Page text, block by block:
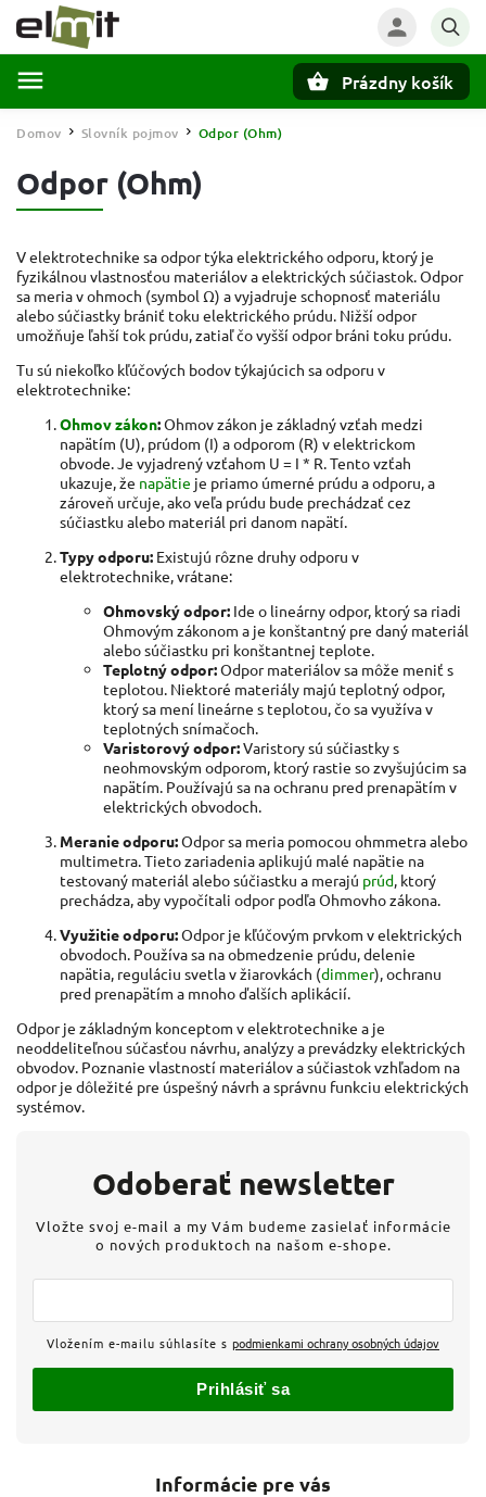
Prázdny košík
Domov / Slovník pojmov / Odpor (Ohm)
Odpor (Ohm)
V elektrotechnike sa odpor týka elektrického odporu, ktorý je
fyzikálnou vlastnosťou materiálov a elektrických súčiastok. Odpor
sa meria v ohmoch (symbol Ω) a vyjadruje schopnosť materiálu
alebo súčiastky brániť toku elektrického prúdu. Nižší odpor
umožňuje ľahší tok prúdu, zatiaľ čo vyšší odpor bráni toku prúdu.
Tu sú niekoľko kľúčových bodov týkajúcich sa odporu v
elektrotechnike:
Ohmov zákon:Ohmov zákon je základný vzťah medzi
napätím (U), prúdom (I) a odporom (R) v elektrickom
obvode. Je vyjadrený vzťahom U = I * R. Tento vzťah
ukazuje, že napätie je priamo úmerné prúdu a odporu, a
zároveň určuje, ako veľa prúdu bude prechádzať cez
súčiastku alebo materiál pri danom napätí.
Typy odporu: Existujú rôzne druhy odporu v
elektrotechnike, vrátane:
Ohmovský odpor: Ide o lineárny odpor, ktorý sa riadi
Ohmovým zákonom a je konštantný pre daný materiál
alebo súčiastku pri konštantnej teplote.
Teplotný odpor:Odpor materiálov sa môže meniť s
teplotou. Niektoré materiály majú teplotný odpor,
ktorý sa mení lineárne s teplotou, čo sa využíva v
teplotných snímačoch.
Varistorový odpor:Varistory sú súčiastky s
neohmovským odporom, ktorý rastie so zvyšujúcim sa
napätím. Používajú sa na ochranu pred prenapätím v
elektrických obvodoch.
Meranie odporu:Odpor sa meria pomocou ohmmetra alebo
multimetra. Tieto zariadenia aplikujú malé napätie na
testovaný materiál alebo súčiastku a merajú prúd, ktorý
prechádza, aby vypočítali odpor podľa Ohmovho zákona.
Využitie odporu:Odpor je kľúčovým prvkom v elektrických
obvodoch. Používa sa na obmedzenie prúdu, delenie
napätia, reguláciu svetla v žiarovkách (dimmer), ochranu
pred prenapätím a mnoho ďalších aplikácií.
Odpor je základným konceptom v elektrotechnike a je
neoddeliteľnou súčasťou návrhu, analýzy a prevádzky elektrických
obvodov. Poznanie vlastností materiálov a súčiastok vzhľadom na
odpor je dôležité pre úspešný návrh a správnu funkciu elektrických
systémov.
Informácie pre vás
Odoberať newsletter
Vložte svoj e-mail a my Vám budeme zasielať informácie
o nových produktoch na našom e-shope.
Vložením e-mailu súhlasíte s podmienkami ochrany osobných údajov
Prihlásiť sa